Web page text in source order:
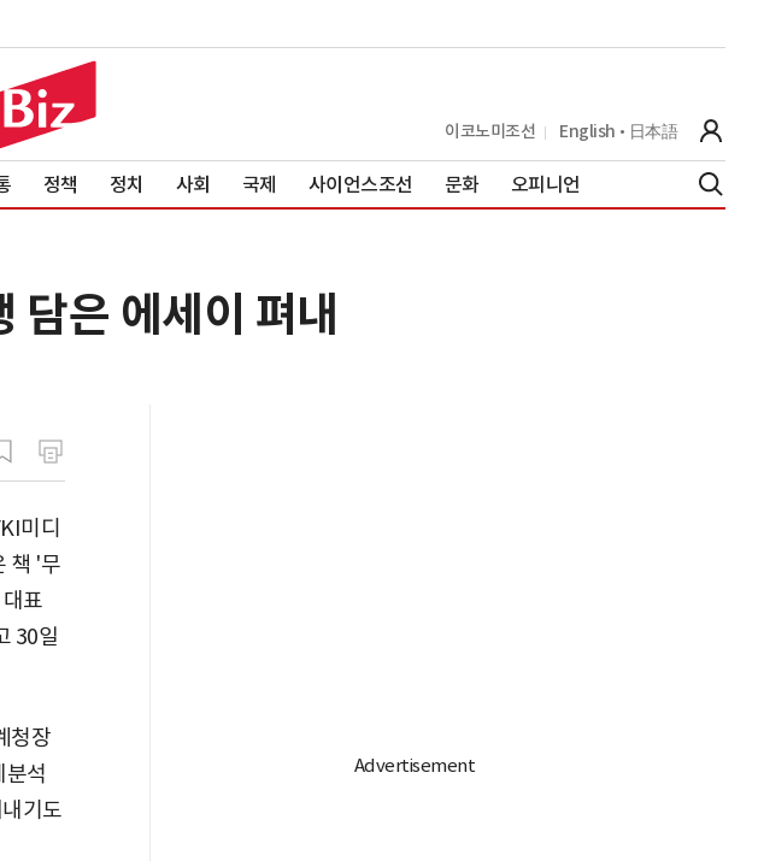
이코노미조선 English 日本語
정책 정치 사회 국제 사이언스조선 문화 오피니언
담은 에세이 펴내
미디
책 '무
표
30일
청장
분석
기도